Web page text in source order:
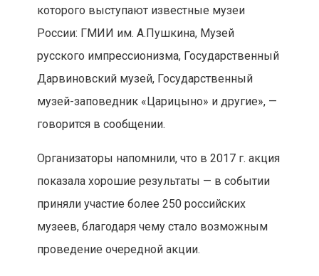
которого выступают известные музеи
России: ГМИИ им. А.Пушкина, Музей
русского импрессионизма, Государственный
Дарвиновский музей, Государственный
музей-заповедник «Царицыно» и другие», —
говорится в сообщении.
Организаторы напомнили, что в 2017 г. акция
показала хорошие результаты — в событии
приняли участие более 250 российских
музеев, благодаря чему стало возможным
проведение очередной акции.